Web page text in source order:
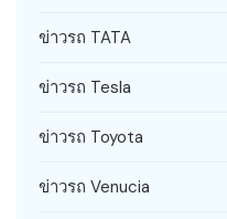
ข่าวรถ TATA
ข่าวรถ Tesla
ข่าวรถ Toyota
ข่าวรถ Venucia